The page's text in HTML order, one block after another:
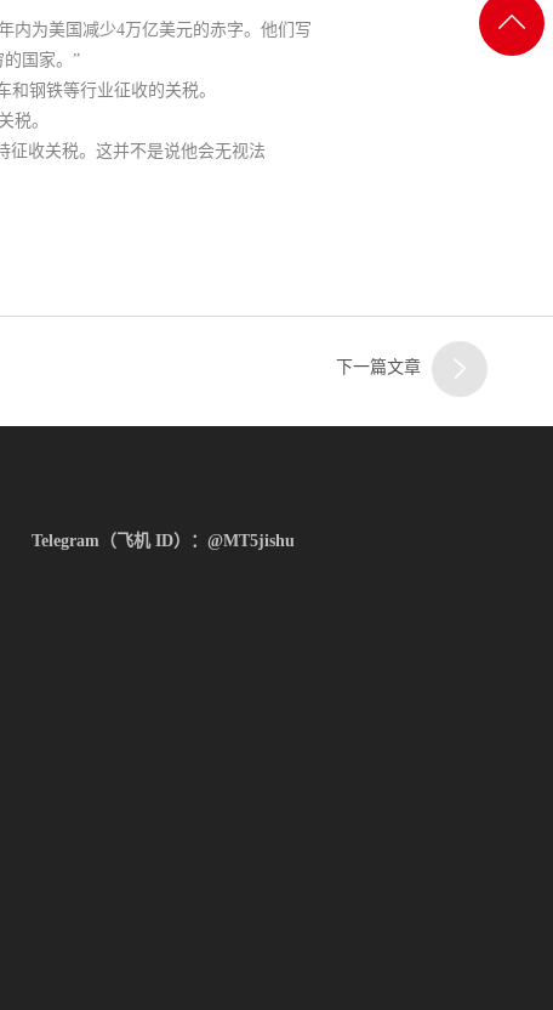
客服
返回
内为美国减少4万亿美元的赤字。他们写
的国家。”
钢铁等行业征收的关税。
税。
征收关税。这并不是说他会无视法
下一篇文章
Telegram（飞机 ID）：@MT5jishu